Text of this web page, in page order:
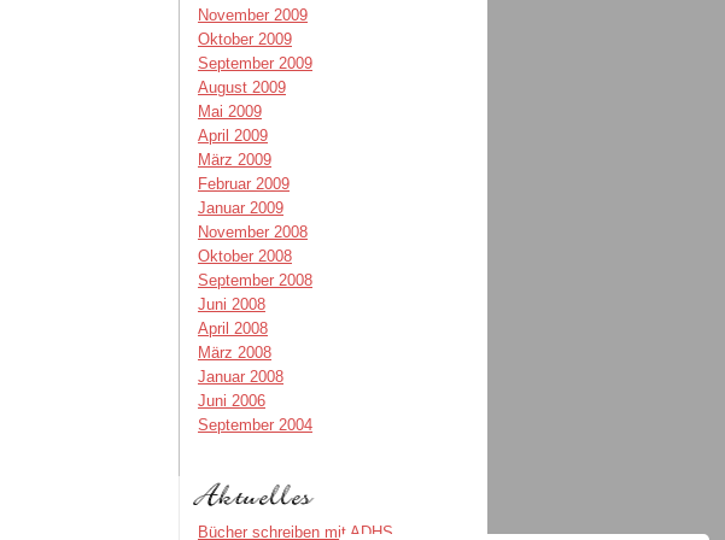
November 2009
Oktober 2009
September 2009
August 2009
Mai 2009
April 2009
März 2009
Februar 2009
Januar 2009
November 2008
Oktober 2008
September 2008
Juni 2008
April 2008
März 2008
Januar 2008
Juni 2006
September 2004
Bücher schreiben mit ADHS